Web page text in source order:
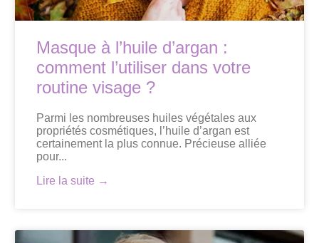
Masque à l’huile d’argan :
comment l’utiliser dans votre
routine visage ?
Parmi les nombreuses huiles végétales aux
propriétés cosmétiques, l’huile d’argan est
certainement la plus connue. Précieuse alliée
pour...
Lire la suite →